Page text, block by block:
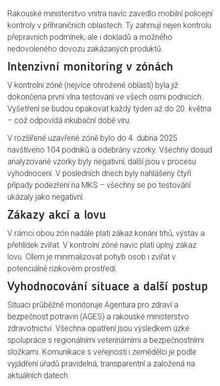
Rakouské ministerstvo vnitra navíc zavedlo mobilní policejní
kontroly v příhraničních oblastech. Ty zahrnují nejen kontrolu
přepravních podmínek, ale i dokladů a možného
nedovoleného dovozu zakázaných produktů.
Intenzivní monitoring v zónách
V kontrolní zóně (nejvíce ohrožené oblasti) byla již
dokončena první vlna testování ve všech osmi podnicích.
Vyšetření se budou opakovat každý týden až do 20. května
– což odpovídá inkubační době viru.
V rozšířené uzavřené zóně bylo do 4. dubna 2025
navštíveno 104 podniků a odebrány vzorky. Všechny dosud
analyzované vzorky byly negativní, další jsou v procesu
vyhodnocení. V posledních dnech byly nahlášeny čtyři
případy podezření na MKS – všechny se po testování
ukázaly jako negativní.
Zákazy akcí a lovu
V rámci obou zón nadále platí zákaz konání trhů, výstav a
přehlídek zvířat. V kontrolní zóně navíc platí úplný zákaz
lovu. Cílem je minimalizovat pohyb osob i zvířat v
potenciálně rizikovém prostředí.
Vyhodnocování situace a další postup
Situaci průběžně monitoruje Agentura pro zdraví a
bezpečnost potravin (AGES) a rakouské ministerstvo
zdravotnictví. Všechna opatření jsou výsledkem úzké
spolupráce s regionálními veterinárními a bezpečnostními
složkami. Komunikace s veřejností i zemědělci je podle
vyjádření úřadů pravidelná, transparentní a založená na
aktuálních datech.